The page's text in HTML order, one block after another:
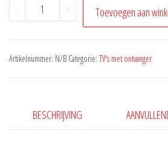
- + Toevoegen aan
Artikelnummer: N/B Categorie: TV's met ontvanger
BESCHRIJVING